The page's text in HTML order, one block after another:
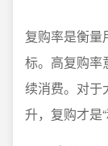
复购率是衡量
标。高复购率
续消费。对于
升，复购才是“